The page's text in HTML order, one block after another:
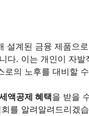
설계된 금융 제품으
다. 이는 개인이 자발
로의 노후를 대비할
액공제 혜택을 받을
를 알려알려드리겠